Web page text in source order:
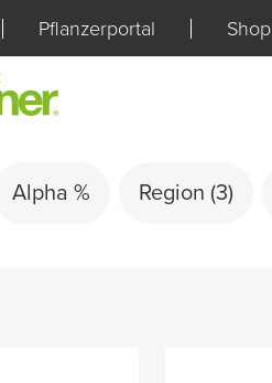
Pflanzerportal Shop
Alpha % Region (3)